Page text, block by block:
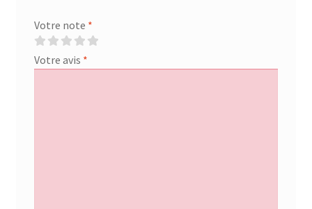
Votre note *
Votre avis *